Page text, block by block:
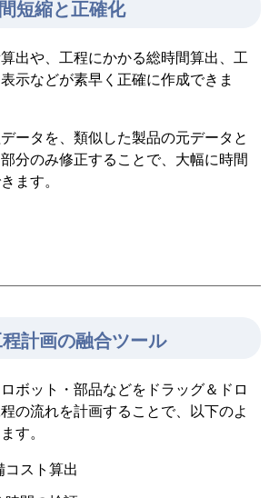
短縮と正確化
出や、工程にかかる総時間算出、工
示などが素早く正確に作成できま
ータを、類似した製品の元データと
分のみ修正することで、大幅に時間
ます。
計画の融合ツール
ボット・部品などをドラッグ＆ドロ
の流れを計画することで、以下のよ
す。
コスト算出